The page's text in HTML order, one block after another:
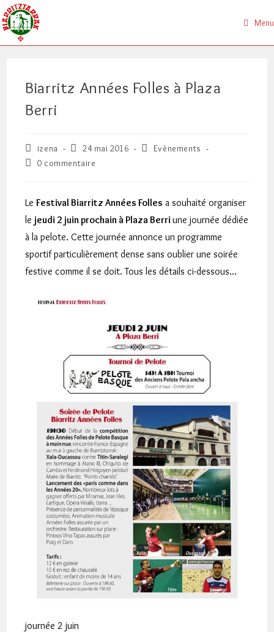
Skip
to
content
Menu
Biarritz Années Folles à Plaza
Berri
Auteur/autrice
de
izena
Publication
publiée :
24 mai 2016
PostEvènements
Commentaires
publication :
0 commentaire
LeFestival Biarritz Années Folles a souhaité organiser
le jeudi 2 juin prochain à Plaza Berriune journée dédiée
à la pelote. Cette journée annonce un programme
sportif particulièrement dense sans oublier une soirée
festive comme il se doit. Tous les détails ci-dessous…
journée 2 juin